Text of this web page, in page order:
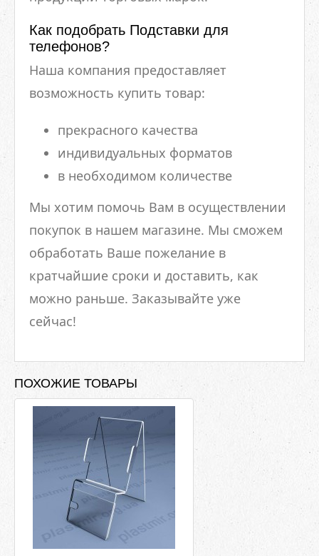
Как подобрать Подставки для
телефонов?
Наша компания предоставляет
возможность купить товар:
прекрасного качества
индивидуальных форматов
в необходимом количестве
Мы хотим помочь Вам в осуществлении
покупок в нашем магазине. Мы сможем
обработать Ваше пожелание в
кратчайшие сроки и доставить, как
можно раньше. Заказывайте уже
сейчас!
ПОХОЖИЕ ТОВАРЫ